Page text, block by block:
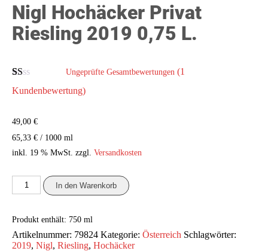
Nigl Hochäcker Privat
Riesling 2019 0,75 L.
Bewertet
mit
5,
basierend
auf
1
Kundenbewertung
Ungeprüfte Gesamtbewertungen (1
Kundenbewertung)
49,00 €
65,33 € / 1000 ml
inkl. 19 % MwSt. zzgl. Versandkosten
Nigl
Hochäcker
2019
0,75
L.
In den Warenkorb
Produkt enthält: 750 ml
Artikelnummer: 79824 Kategorie: Österreich Schlagwörter:
2019, Nigl, Riesling, Hochäcker